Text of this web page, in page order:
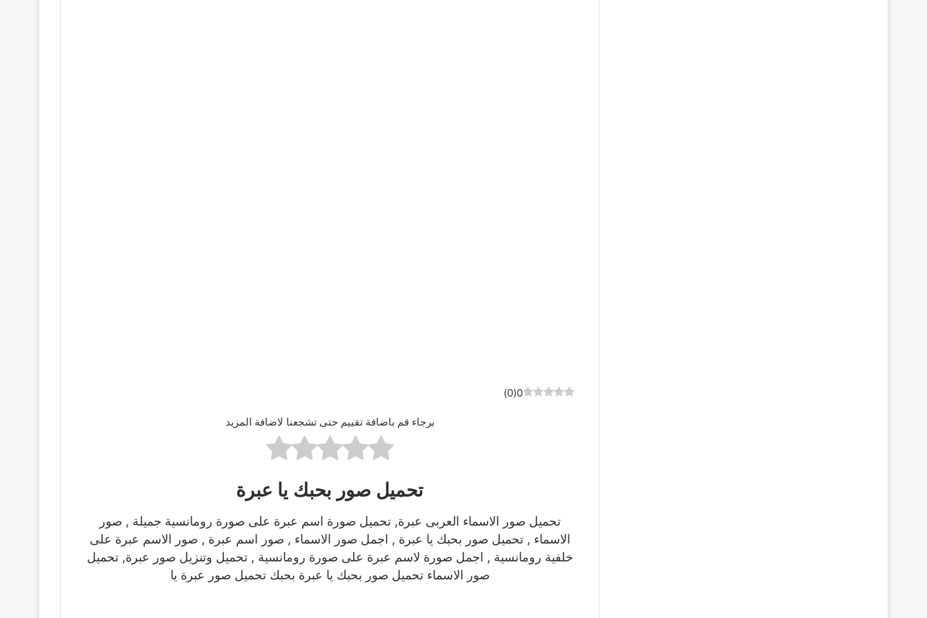
0
(
0
)
برجاء قم باضافة تقييم حتى تشجعنا لاضافة المزيد
تحميل صور بحبك يا عبرة
تحميل صور الاسماء العربى عبرة, تحميل صورة اسم عبرة على صورة رومانسية جميلة , صور
الاسماء , تحميل صور بحبك يا عبرة , اجمل صور الاسماء , صور اسم عبرة , صور الاسم عبرة على
خلفية رومانسية , اجمل صورة لاسم عبرة على صورة رومانسية , تحميل وتنزيل صور عبرة, تحميل
صور الاسماء تحميل صور بحبك يا عبرة بحبك تحميل صور عبرة يا